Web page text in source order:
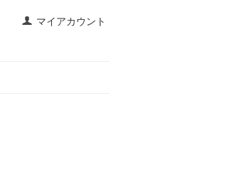
マイアカウント